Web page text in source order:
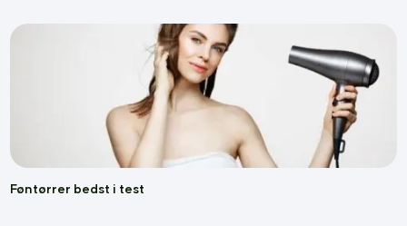
Føntørrer bedst i test